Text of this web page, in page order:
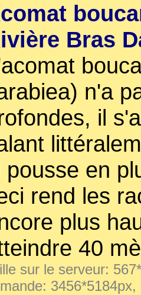
Bras
n'a
il
pousse en
rend les
plus
40
sur le serveur: